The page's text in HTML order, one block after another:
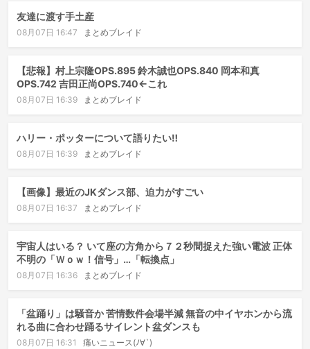
友達に渡す手土産
08月07日 16:47 まとめブレイド
【悲報】村上宗隆OPS.895 鈴木誠也OPS.840 岡本和真
OPS.742 吉田正尚OPS.740←これ
08月07日 16:39 まとめブレイド
ハリー・ポッターについて語りたい‼️
08月07日 16:39 まとめブレイド
【画像】最近のJKダンス部、迫力がすごい
08月07日 16:37 まとめブレイド
宇宙人はいる？ いて座の方角から７２秒間捉えた強い電波 正体
不明の「Ｗｏｗ！信号」…「転換点」
08月07日 16:36 まとめブレイド
「盆踊り」は騒音か 苦情数件会場半減 無音の中イヤホンから流
れる曲に合わせ踊るサイレント盆ダンスも
08月07日 16:31 痛いニュース(ﾉ∀`)